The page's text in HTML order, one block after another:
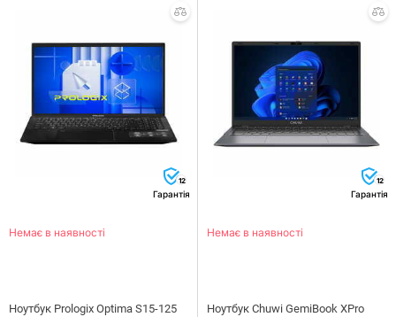
12
Гарантія
Немає в наявності
Ноутбук Prologix Optima S15-125
12
Гарантія
Немає в наявності
Ноутбук Chuwi GemiBook XPro